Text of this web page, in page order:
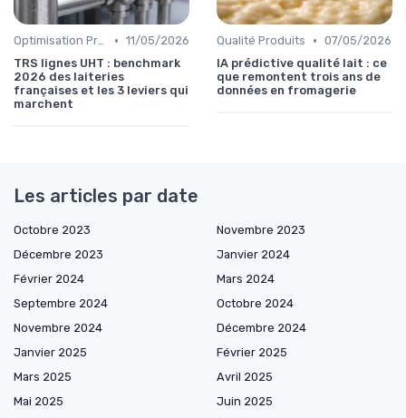
Optimisation Production • 11/05/2026
TRS lignes UHT : benchmark
2026 des laiteries
françaises et les 3 leviers qui
marchent
Qualité Produits • 07/05/2026
IA prédictive qualité lait : ce
que remontent trois ans de
données en fromagerie
Les articles par date
Octobre 2023
Novembre 2023
Décembre 2023
Janvier 2024
Février 2024
Mars 2024
Septembre 2024
Octobre 2024
Novembre 2024
Décembre 2024
Janvier 2025
Février 2025
Mars 2025
Avril 2025
Mai 2025
Juin 2025